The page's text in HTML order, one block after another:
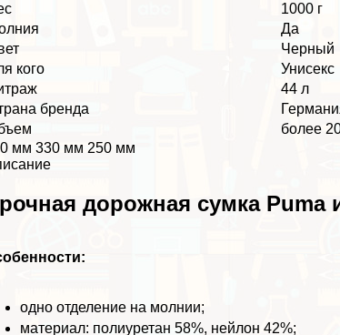
1000 г
Да
Черный
кого
Униceкc
44 л
бренда
более
мм 330 мм 250 мм
дорожная сумка Puma
одно отделение на молнии;
материал: полиуретан 58%, нейлон 42%;